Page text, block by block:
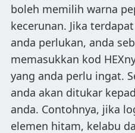
boleh memilih warna
kecerunan. Jika
anda perlukan, anda
memasukkan kod
yang anda perlu ingat.
anda akan ditukar
anda. Contohnya, jika
elemen hitam, kelabu